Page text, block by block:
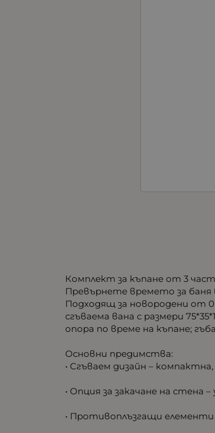
Комплект за къпане от 3
Превърнете времето за баня
Подходящ за новородени от
сгъваема вана с размери
опора по време на къпане;
Основни предимства:
• Сгъваем дизайн –
• Опция за закачане на стена
• Противоплъзгащи